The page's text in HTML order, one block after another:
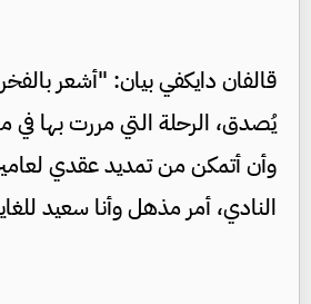
قالفان دايكفي بيان: "أشعر
يُصدق، الرحلة التي مررت بها في
وأن أتمكن من تمديد عقدي
النادي، أمر مذهل وأنا سعيد